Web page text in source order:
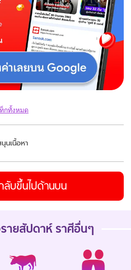
กทั้งหมด
นเนื้อหา
ลับขึ้นไปด้านบน
ายสัปดาห์ ราศีอื่นๆ